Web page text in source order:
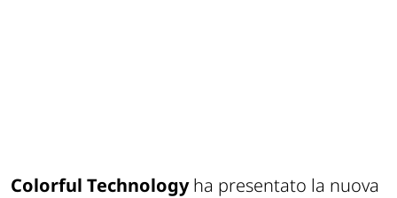
Colorful Technologyha presentato la nuova